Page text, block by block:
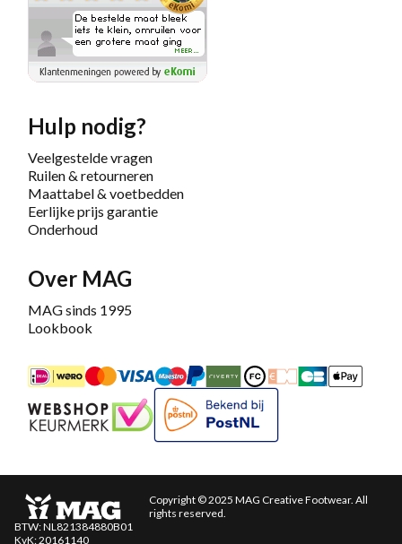
Hulp nodig?
Veelgestelde vragen
Ruilen & retourneren
Maattabel & voetbedden
Eerlijke prijs garantie
Onderhoud
Over MAG
MAG sinds 1995
Lookbook
iDEALMastercardBancontact
Maestro
PayPalRiverty/Afterpay
FashionCheque
Overboeking
CarteApple
Keurmerk
Copyright © 2025 MAG Creative Footwear. All
rights reserved.
BTW: NL821384880B01
KvK: 20161140